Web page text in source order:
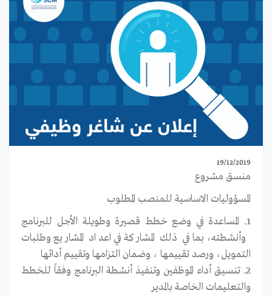
19/12/2019
منسق مشروع‎
المسؤوليات الاساسية للمنصب المطلوب
1. المساعدة في وضع خطط قصيرة وطويلة الأجل للبرنامج
وأنشطته، بما في ذلك المشاركة في اعداد المشاريع وطلبات
التمويل، ورصد تقييمها ، وضمان التزامها وتقييم أدائها
2. تنسيق أداء الموظفين وتنفيذ أنشطة البرنامج وفقاً للخطط
والتعليمات الخاصة بالمدير